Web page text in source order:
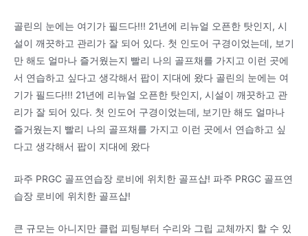
골린의 눈에는 여기가 필드다!!! 21년에 리뉴얼 오픈한 탓인지, 시
설이 깨끗하고 관리가 잘 되어 있다. 첫 인도어 구경이었는데, 보기
만 해도 얼마나 즐거웠는지 빨리 나의 골프채를 가지고 이런 곳에
서 연습하고 싶다고 생각해서 팝이 지대에 왔다 골린의 눈에는 여
기가 필드다!!! 21년에 리뉴얼 오픈한 탓인지, 시설이 깨끗하고 관
리가 잘 되어 있다. 첫 인도어 구경이었는데, 보기만 해도 얼마나
즐거웠는지 빨리 나의 골프채를 가지고 이런 곳에서 연습하고 싶
다고 생각해서 팝이 지대에 왔다
파주 PRGC 골프연습장 로비에 위치한 골프샵! 파주 PRGC 골프연
습장 로비에 위치한 골프샵!
큰 규모는 아니지만 클럽 피팅부터 수리와 그립 교체까지 할 수 있